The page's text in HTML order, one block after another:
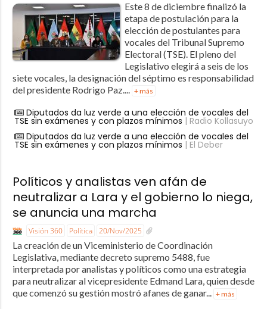
Este 8 de diciembre finalizó la
etapa de postulación para la
elección de postulantes para
vocales del Tribunal Supremo
Electoral (TSE). El pleno del
Legislativo elegirá a seis de los
siete vocales, la designación del séptimo es responsabilidad
del presidente Rodrigo Paz.... + más
Diputados da luz verde a una elección de vocales del
TSE sin exámenes y con plazos mínimos | Radio Kollasuyo
Diputados da luz verde a una elección de vocales del
TSE sin exámenes y con plazos mínimos | El Deber
Políticos y analistas ven afán de
neutralizar a Lara y el gobierno lo niega,
se anuncia una marcha
Visión 360 Política 20/Nov/2025
La creación de un Viceministerio de Coordinación
Legislativa, mediante decreto supremo 5488, fue
interpretada por analistas y políticos como una estrategia
para neutralizar al vicepresidente Edmand Lara, quien desde
que comenzó su gestión mostró afanes de ganar... + más